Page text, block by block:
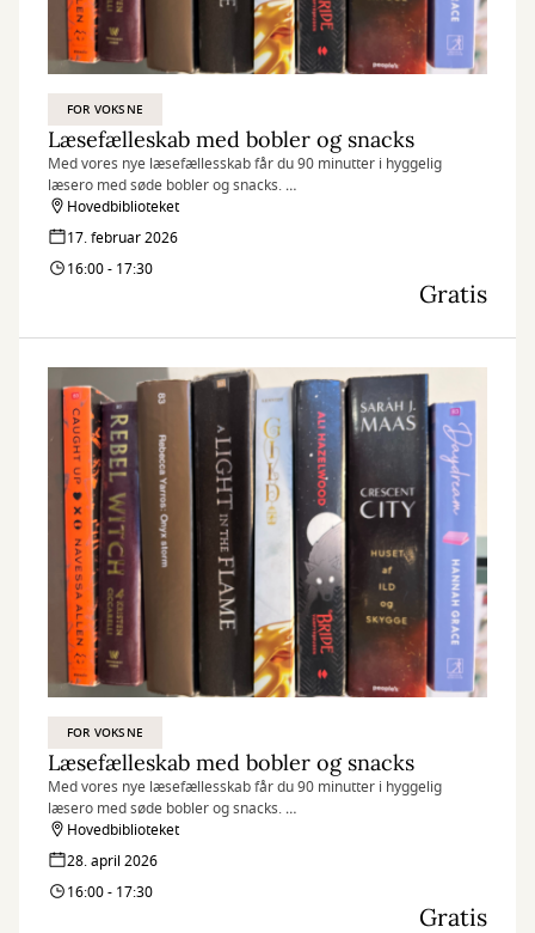
FOR VOKSNE
Læsefælleskab med bobler og snacks
Med vores nye læsefællesskab får du 90 minutter i hyggelig
læsero med søde bobler og snacks.
Vi mødes en gang i måneden med hver vores bog, og så er der
ellers mulighed for at læse og fordybe sig.
Hovedbiblioteket
17. februar 2026
16:00 - 17:30
Gratis
FOR VOKSNE
Læsefælleskab med bobler og snacks
Med vores nye læsefællesskab får du 90 minutter i hyggelig
læsero med søde bobler og snacks.
Vi mødes en gang i måneden med hver vores bog, og så er der
ellers mulighed for at læse og fordybe sig.
Hovedbiblioteket
28. april 2026
16:00 - 17:30
Gratis